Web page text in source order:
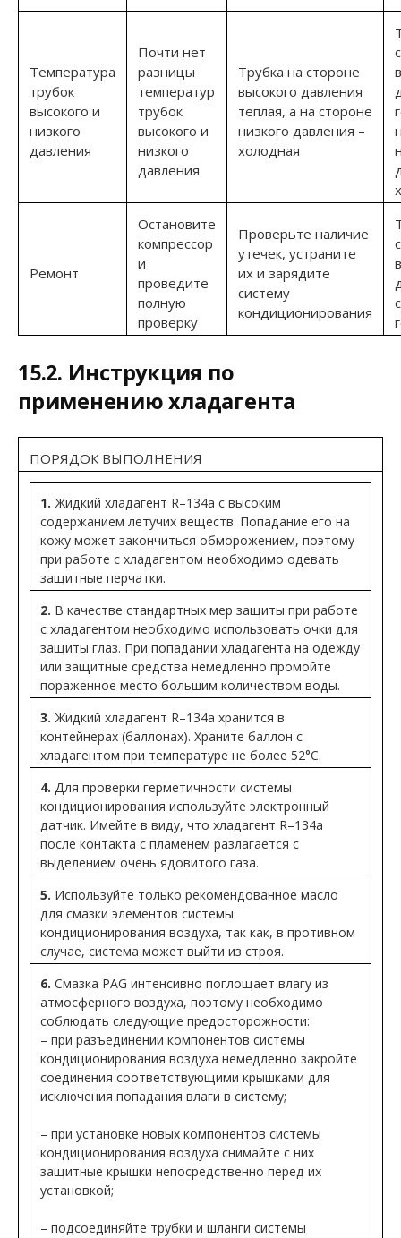
Температура
трубок
высокого и
низкого
давления
Почти нет
разницы
температур
трубок
высокого и
низкого
давления
Трубка на стороне
высокого давления
теплая, а на стороне
низкого давления –
холодная
Ремонт
Остановите
компрессор
и
проведите
полную
проверку
Проверьте наличие
утечек, устраните
их и зарядите
систему
кондиционирования
15.2. Инструкция по
применению хладагента
ПОРЯДОК ВЫПОЛНЕНИЯ
1. Жидкий хладагент R–134a с высоким
содержанием летучих веществ. Попадание его на
кожу может закончиться обморожением, поэтому
при работе с хладагентом необходимо одевать
защитные перчатки.
2. В качестве стандартных мер защиты при работе
с хладагентом необходимо использовать очки для
защиты глаз. При попадании хладагента на одежду
или защитные средства немедленно промойте
пораженное место большим количеством воды.
3.Жидкий хладагент R–134a хранится в
контейнерах (баллонах). Храните баллон с
хладагентом при температуре не более 52°C.
4. Для проверки герметичности системы
кондиционирования используйте электронный
датчик. Имейте в виду, что хладагент R–134a
после контакта с пламенем разлагается с
выделением очень ядовитого газа.
5. Используйте только рекомендованное масло
для смазки элементов системы
кондиционирования воздуха, так как, в противном
случае, система может выйти из строя.
6. Смазка PAG интенсивно поглощает влагу из
атмосферного воздуха, поэтому необходимо
соблюдать следующие предосторожности:
– при разъединении компонентов системы
кондиционирования воздуха немедленно закройте
соединения соответствующими крышками для
исключения попадания влаги в систему;
– при установке новых компонентов системы
кондиционирования воздуха снимайте с них
защитные крышки непосредственно перед их
установкой;
– подсоединяйте трубки и шланги системы